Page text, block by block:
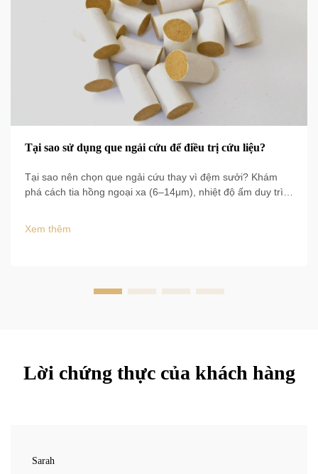
Tại sao sử dụng que ngải cứu để điều trị cứu liệu?
Tại sao nên chọn que ngải cứu thay vì đệm sưởi? Khám
phá cách tia hồng ngoại xa (6–14μm), nhiệt độ ấm duy trì
Xem thêm
Lời chứng thực của khách hàng
Sarah